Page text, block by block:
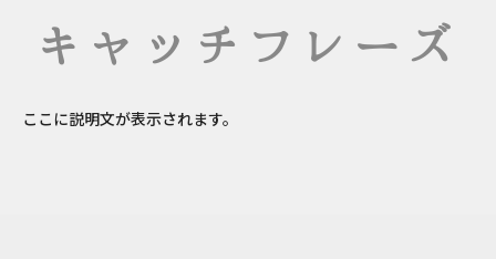
キャッチフレーズ
ここに説明文が表示されます。
フリーダイヤル 0120-971-119